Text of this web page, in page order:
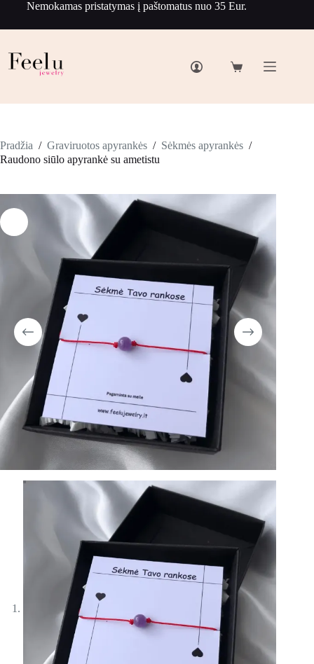
Nemokamas pristatymas į paštomatus nuo 35 Eur.
Pradžia / Graviruotos apyrankės / Sėkmės apyrankės /
Raudono siūlo apyrankė su ametistu